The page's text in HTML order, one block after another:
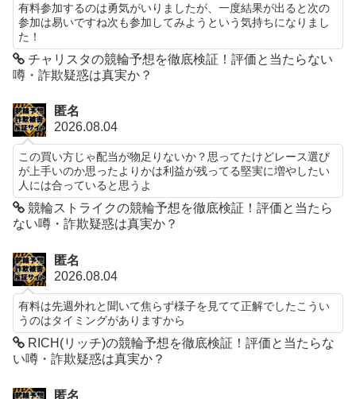
有料参加するのは勇気がいりましたが、一度結果が出ると次の
参加は易いですね次も参加してみようという気持ちになりまし
た！
チャリスタの競輪予想を徹底検証！評価と当たらない
噂・詐欺疑惑は真実か？
匿名
2026.08.04
この買い方じゃ配当が物足りないか？思ってたけどレース選び
が上手いのか思ったよりかは利益が残ってる堅実に増やしたい
人には合っていると思うよ
競輪ストライクの競輪予想を徹底検証！評価と当たら
ない噂・詐欺疑惑は真実か？
匿名
2026.08.04
有料は先週外れと聞いて焦らず様子を見てて正解でしたこうい
うのはタイミングがありますから
RICH(リッチ)の競輪予想を徹底検証！評価と当たらな
い噂・詐欺疑惑は真実か？
匿名